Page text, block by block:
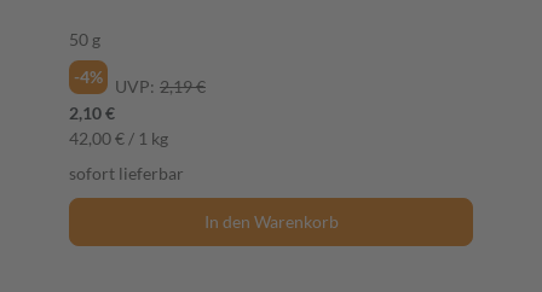
50 g
-4%
UVP: 2,19 €
2,10 €
42,00 € / 1 kg
sofort lieferbar
In den Warenkorb